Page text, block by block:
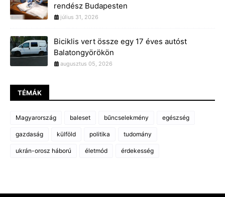
rendész Budapesten
július 31, 2026
Biciklis vert össze egy 17 éves autóst
Balatongyörökön
augusztus 05, 2026
TÉMÁK
Magyarország baleset bűncselekmény egészség
gazdaság külföld politika tudomány
ukrán-orosz háború életmód érdekesség